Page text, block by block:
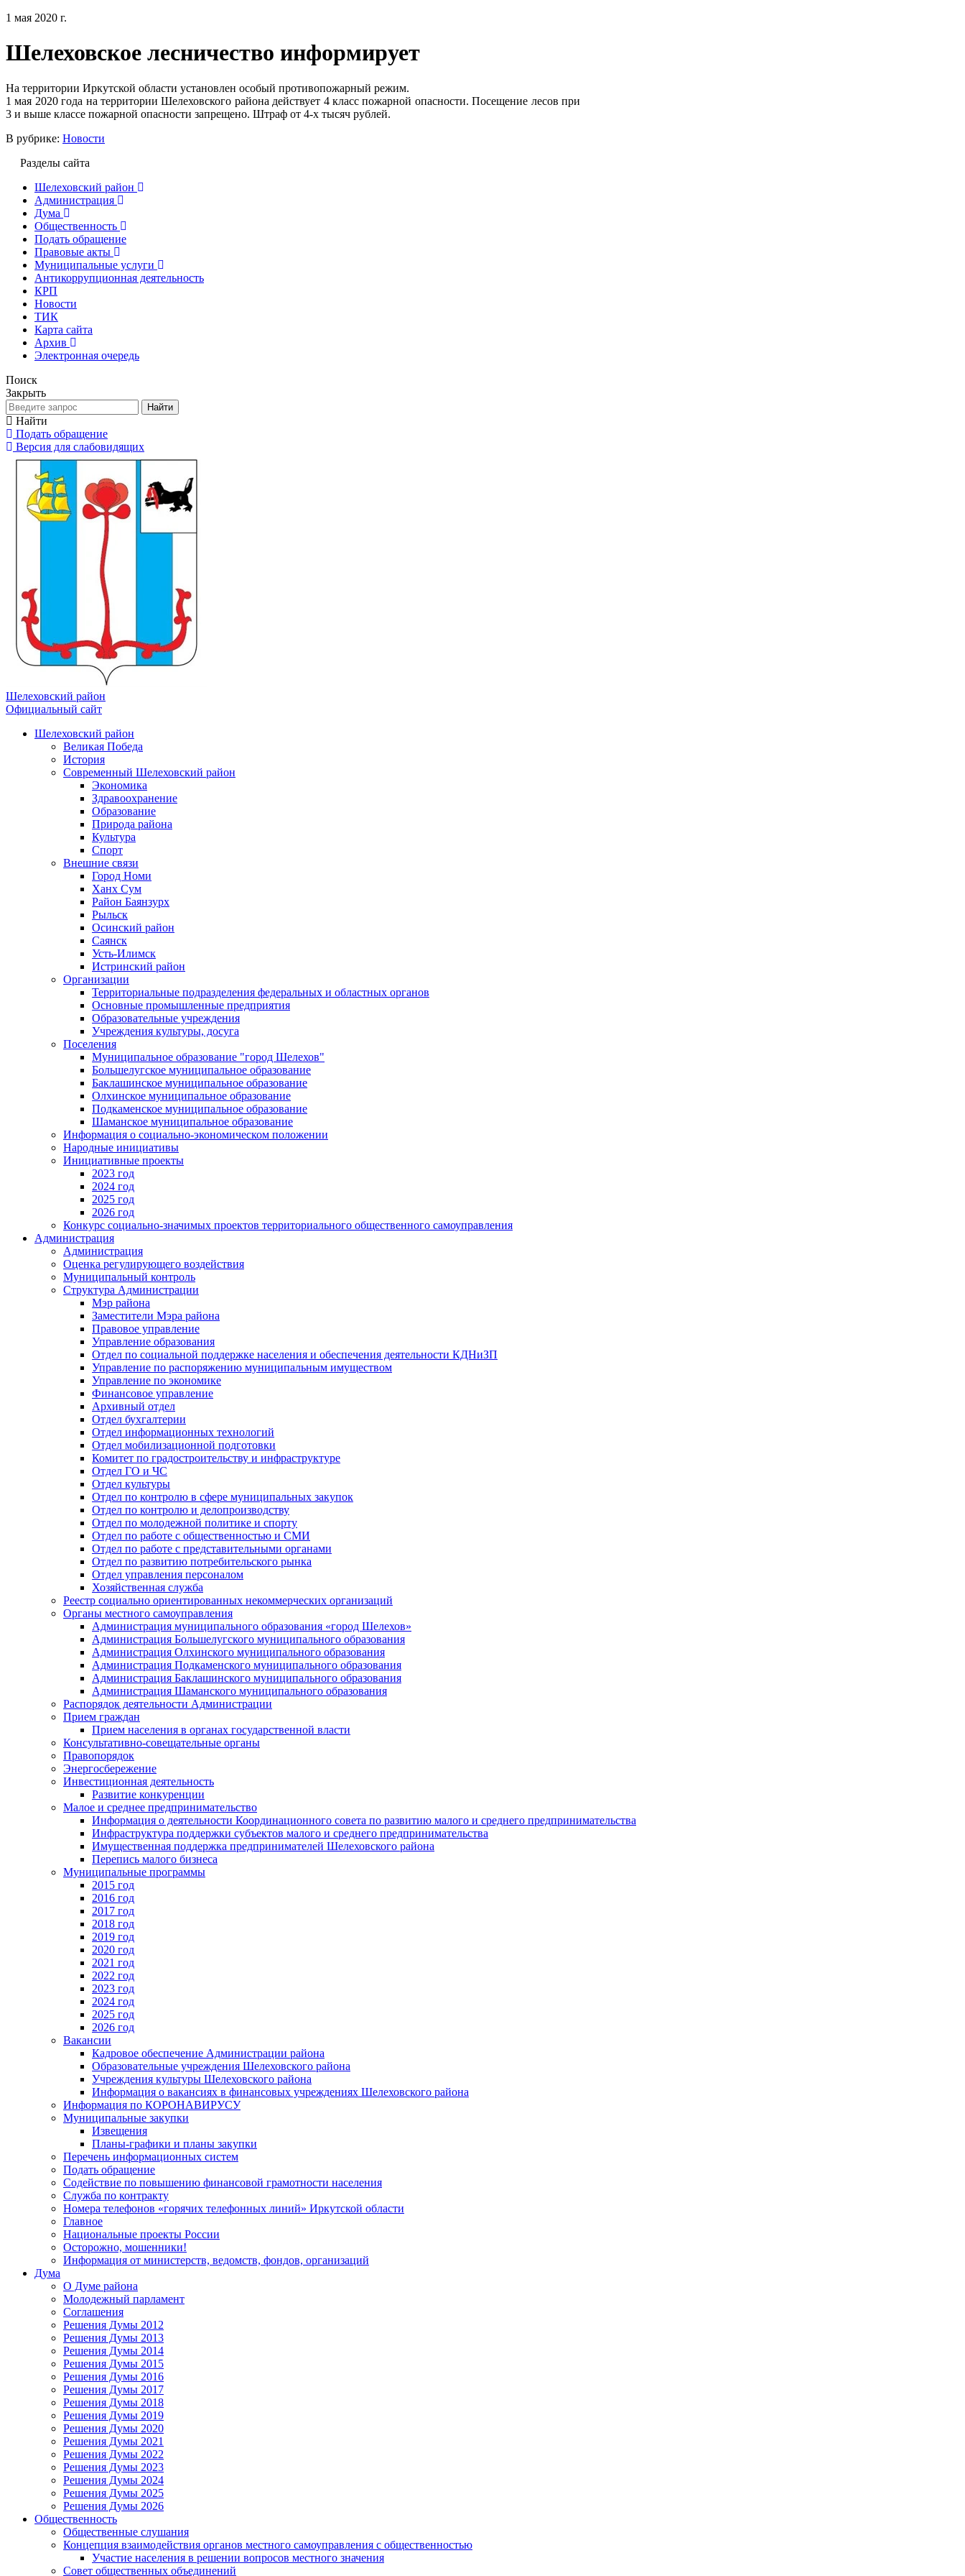
1 мая 2020 г.
Шелеховское лесничество информирует
На территории Иркутской области установлен особый противопожарный режим.
1 мая 2020 года на территории Шелеховского района действует 4 класс пожарной опасности. Посещение лесов при
3 и выше классе пожарной опасности запрещено. Штраф от 4-х тысяч рублей.
В рубрике: Новости
Разделы сайта
Шелеховский район
Администрация
Дума
Общественность
Подать обращение
Правовые акты
Муниципальные услуги
Антикоррупционная деятельность
КРП
Новости
ТИК
Карта сайта
Архив
Электронная очередь
Поиск
Закрыть
Найти
Найти
Подать обращение
Версия для слабовидящих
Шелеховский район
Официальный сайт
Шелеховский район
Великая Победа
История
Современный Шелеховский район
Экономика
Здравоохранение
Образование
Природа района
Культура
Спорт
Внешние связи
Город Номи
Ханх Сум
Район Баянзурх
Рыльск
Осинский район
Саянск
Усть-Илимск
Истринский район
Организации
Территориальные подразделения федеральных и областных органов
Основные промышленные предприятия
Образовательные учреждения
Учреждения культуры, досуга
Поселения
Муниципальное образование "город Шелехов"
Большелугское муниципальное образование
Баклашинское муниципальное образование
Олхинское муниципальное образование
Подкаменское муниципальное образование
Шаманское муниципальное образование
Информация о социально-экономическом положении
Народные инициативы
Инициативные проекты
2023 год
2024 год
2025 год
2026 год
Конкурс социально-значимых проектов территориального общественного самоуправления
Администрация
Администрация
Оценка регулирующего воздействия
Муниципальный контроль
Структура Администрации
Мэр района
Заместители Мэра района
Правовое управление
Управление образования
Отдел по социальной поддержке населения и обеспечения деятельности КДНиЗП
Управление по распоряжению муниципальным имуществом
Управление по экономике
Финансовое управление
Архивный отдел
Отдел бухгалтерии
Отдел информационных технологий
Отдел мобилизационной подготовки
Комитет по градостроительству и инфраструктуре
Отдел ГО и ЧС
Отдел культуры
Отдел по контролю в сфере муниципальных закупок
Отдел по контролю и делопроизводству
Отдел по молодежной политике и спорту
Отдел по работе с общественностью и СМИ
Отдел по работе с представительными органами
Отдел по развитию потребительского рынка
Отдел управления персоналом
Хозяйственная служба
Реестр социально ориентированных некоммерческих организаций
Органы местного самоуправления
Администрация муниципального образования «город Шелехов»
Администрация Большелугского муниципального образования
Администрация Олхинского муниципального образования
Администрация Подкаменского муниципального образования
Администрация Баклашинского муниципального образования
Администрация Шаманского муниципального образования
Распорядок деятельности Администрации
Прием граждан
Прием населения в органах государственной власти
Консультативно-совещательные органы
Правопорядок
Энергосбережение
Инвестиционная деятельность
Развитие конкуренции
Малое и среднее предпринимательство
Информация о деятельности Координационного совета по развитию малого и среднего предпринимательства
Инфраструктура поддержки субъектов малого и среднего предпринимательства
Имущественная поддержка предпринимателей Шелеховского района
Перепись малого бизнеса
Муниципальные программы
2015 год
2016 год
2017 год
2018 год
2019 год
2020 год
2021 год
2022 год
2023 год
2024 год
2025 год
2026 год
Вакансии
Кадровое обеспечение Администрации района
Образовательные учреждения Шелеховского района
Учреждения культуры Шелеховского района
Информация о вакансиях в финансовых учреждениях Шелеховского района
Информация по КОРОНАВИРУСУ
Муниципальные закупки
Извещения
Планы-графики и планы закупки
Перечень информационных систем
Подать обращение
Содействие по повышению финансовой грамотности населения
Служба по контракту
Номера телефонов «горячих телефонных линий» Иркутской области
Главное
Национальные проекты России
Осторожно, мошенники!
Информация от министерств, ведомств, фондов, организаций
Дума
О Думе района
Молодежный парламент
Соглашения
Решения Думы 2012
Решения Думы 2013
Решения Думы 2014
Решения Думы 2015
Решения Думы 2016
Решения Думы 2017
Решения Думы 2018
Решения Думы 2019
Решения Думы 2020
Решения Думы 2021
Решения Думы 2022
Решения Думы 2023
Решения Думы 2024
Решения Думы 2025
Решения Думы 2026
Общественность
Общественные слушания
Концепция взаимодействия органов местного самоуправления с общественностью
Участие населения в решении вопросов местного значения
Совет общественных объединений